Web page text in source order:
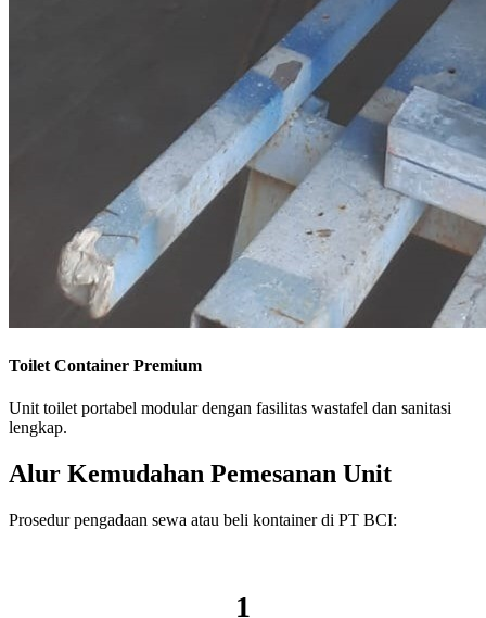
Toilet Container Premium
Unit toilet portabel modular dengan fasilitas wastafel dan sanitasi
lengkap.
Alur Kemudahan Pemesanan Unit
Prosedur pengadaan sewa atau beli kontainer di PT BCI:
1